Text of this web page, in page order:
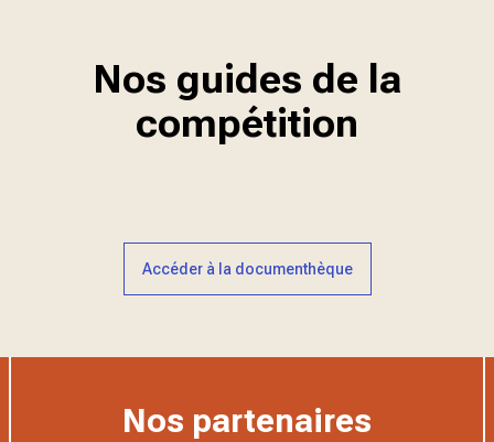
Nos guides de la
compétition
Accéder à la documenthèque
Nos partenaires